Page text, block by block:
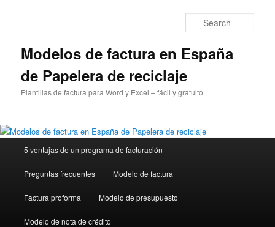
Modelos de factura en España
de Papelera de reciclaje
Plantillas de factura para Word y Excel – fácil y gratuito
Skip
to
primary
Skip
to
secondary
5 ventajas de un programa de facturación
Preguntas frecuentes Modelo de factura
Factura proforma Modelo de presupuesto
Modelo de nota de crédito